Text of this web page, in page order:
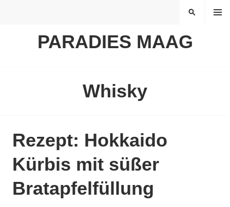
PARADIES MAAG
MENÜ
SUCHEN
Whisky
Rezept: Hokkaido
Kürbis mit süßer
Bratapfelfüllung